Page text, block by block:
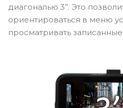
диагональю 3’’. Это
ориентироваться в меню
просматривать